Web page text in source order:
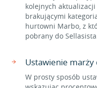
kolejnych
brakującymi
hurtowni Marbo, z
pobrany do
Ustawienie marży
W prosty sposób